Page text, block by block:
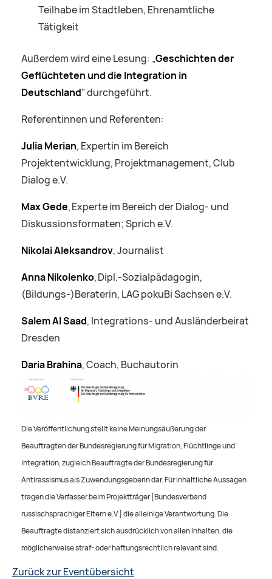
Teilhabe im Stadtleben, Ehrenamtliche
Tätigkeit
Außerdem wird eine Lesung: „Geschichten der
Geflüchteten und die Integration in
Deutschland” durchgeführt.
Referentinnen und Referenten:
Julia Merian, Expertin im Bereich
Projektentwicklung, Projektmanagement, Club
Dialog e.V.
Max Gede, Experte im Bereich der Dialog- und
Diskussionsformaten; Sprich e.V.
Nikolai Aleksandrov, Journalist
Anna Nikolenko, Dipl.-Sozialpädagogin,
(Bildungs-)Beraterin, LAG pokuBi Sachsen e.V.
Salem Al Saad, Integrations- und Ausländerbeirat
Dresden
Daria Brahina, Coach, Buchautorin
Die Veröffentlichung stellt keine Meinungsäußerung der
Beauftragten der Bundesregierung für Migration, Flüchtlinge und
Integration, zugleich Beauftragte der Bundesregierung für
Antirassismus als Zuwendungsgeberin dar. Für inhaltliche Aussagen
tragen die Verfasser beim Projektträger [Bundesverband
russischsprachiger Eltern e.V.] die alleinige Verantwortung. Die
Beauftragte distanziert sich ausdrücklich von allen Inhalten, die
möglicherweise straf- oder haftungsrechtlich relevant sind.
Zurück zur Eventübersicht